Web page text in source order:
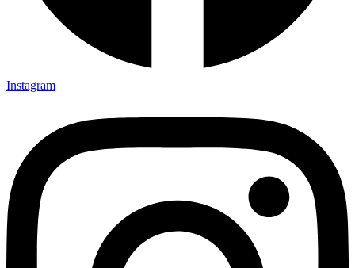
Instagram